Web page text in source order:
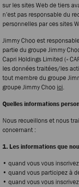
sur les sites Web de tiers
n’est pas responsable du
personnelles par ces sites
Jimmy Choo est
partie du groupe Jimmy
Capri Holdings Limited («
les données traitées/les
tout membre du groupe
groupe Jimmy Choo ici.
Quelles informations
Nous recueillons et nous
concernant :
1. Les informations que
• quand vous vous
• quand vous participez à
• quand vous vous